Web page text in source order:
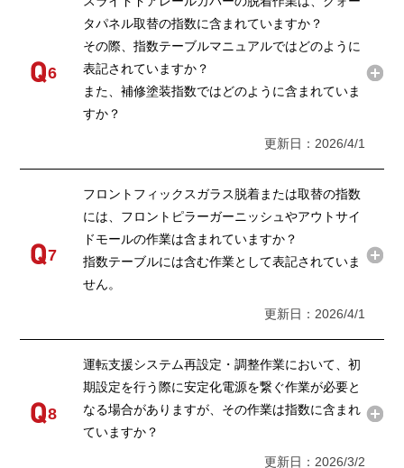
6
タパネル取替の指数に含まれていますか？
その際、指数テーブルマニュアルではどのように
表記されていますか？
また、補修塗装指数ではどのように含まれていま
すか？
更新日：2026/4/1
7
フロントフィックスガラス脱着または取替の指数
には、フロントピラーガーニッシュやアウトサイ
ドモールの作業は含まれていますか？
指数テーブルには含む作業として表記されていま
せん。
更新日：2026/4/1
8
運転支援システム再設定・調整作業において、初
期設定を行う際に安定化電源を繋ぐ作業が必要と
なる場合がありますが、その作業は指数に含まれ
ていますか？
更新日：2026/3/2